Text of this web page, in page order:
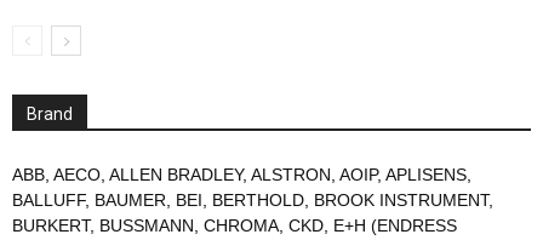
Brand
ABB, AECO, ALLEN BRADLEY, ALSTRON, AOIP, APLISENS,
BALLUFF, BAUMER, BEI, BERTHOLD, BROOK INSTRUMENT,
BURKERT, BUSSMANN, CHROMA, CKD, E+H (ENDRESS